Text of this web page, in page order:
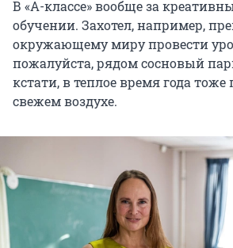
В «А-классе» вообще за
обучении. Захотел, например,
окружающему миру провести
пожалуйста, рядом сосновый
кстати, в теплое время года тоже
свежем воздухе.